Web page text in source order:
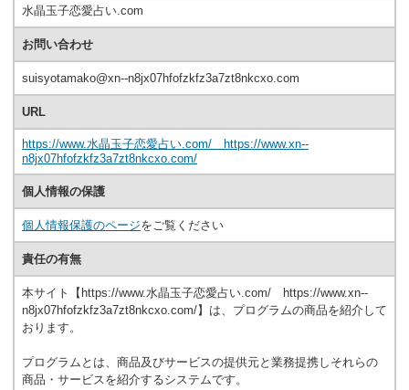
水晶玉子恋愛占い.com
お問い合わせ
suisyotamako@xn--n8jx07hfofzkfz3a7zt8nkcxo.com
URL
https://www.水晶玉子恋愛占い.com/ https://www.xn--
n8jx07hfofzkfz3a7zt8nkcxo.com/
個人情報の保護
個人情報保護のページをご覧ください
責任の有無
本サイト【https://www.水晶玉子恋愛占い.com/ https://www.xn--
n8jx07hfofzkfz3a7zt8nkcxo.com/】は、プログラムの商品を紹介して
おります。
プログラムとは、商品及びサービスの提供元と業務提携しそれらの
商品・サービスを紹介するシステムです。